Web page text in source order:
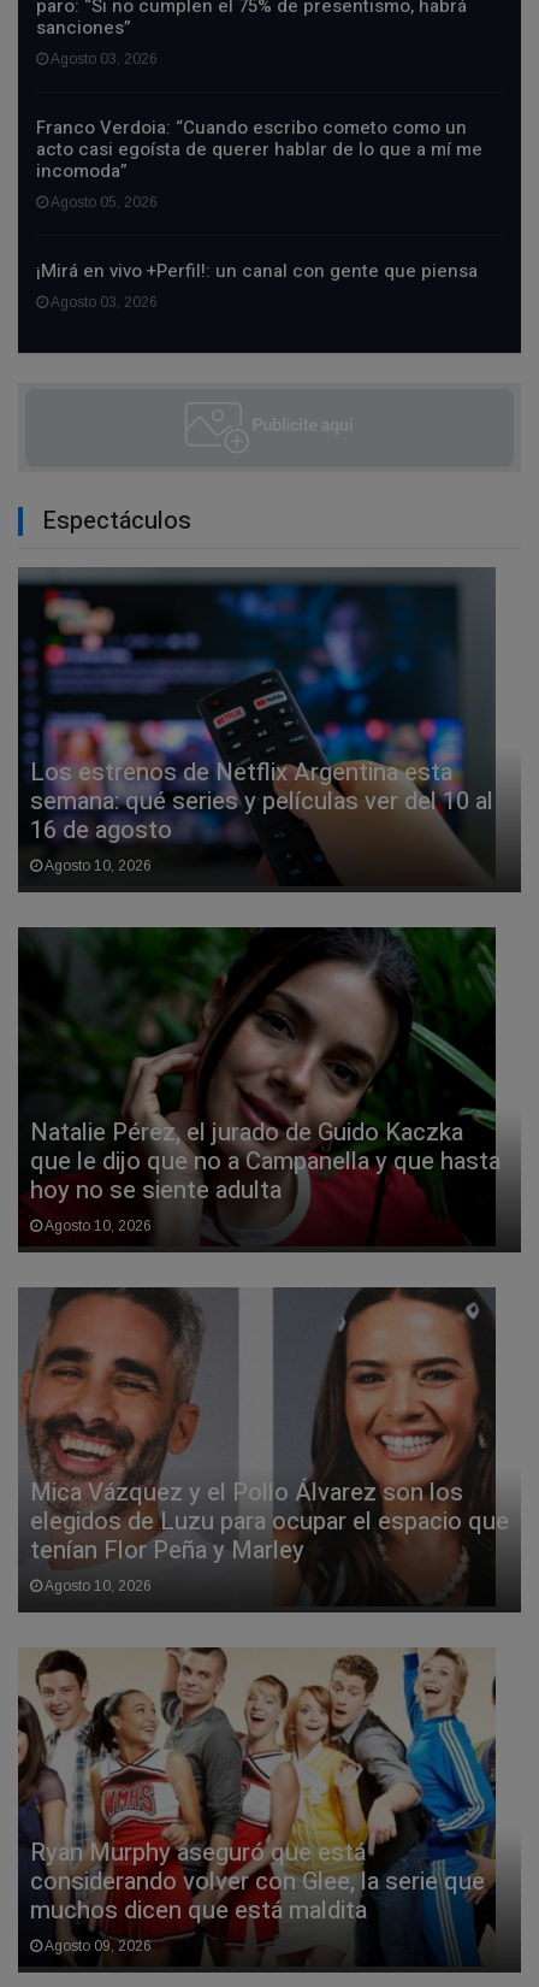
paro: “Si no cumplen el 75% de presentismo, habrá
sanciones”
Agosto 03, 2026
Franco Verdoia: “Cuando escribo cometo como un
acto casi egoísta de querer hablar de lo que a mí me
incomoda”
Agosto 05, 2026
¡Mirá en vivo +Perfil!: un canal con gente que piensa
Agosto 03, 2026
Espectáculos
Los estrenos de Netflix Argentina esta
semana: qué series y películas ver del 10 al
16 de agosto
Agosto 10, 2026
Natalie Pérez, el jurado de Guido Kaczka
que le dijo que no a Campanella y que hasta
hoy no se siente adulta
Agosto 10, 2026
Mica Vázquez y el Pollo Álvarez son los
elegidos de Luzu para ocupar el espacio que
tenían Flor Peña y Marley
Agosto 10, 2026
Ryan Murphy aseguró que está
considerando volver con Glee, la serie que
muchos dicen que está maldita
Agosto 09, 2026